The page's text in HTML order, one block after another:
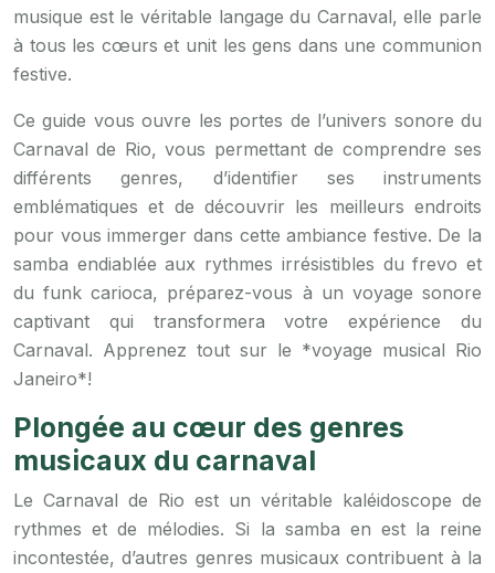
musique est le véritable langage du Carnaval, elle parle
à tous les cœurs et unit les gens dans une communion
festive.
Ce guide vous ouvre les portes de l’univers sonore du
Carnaval de Rio, vous permettant de comprendre ses
différents genres, d’identifier ses instruments
emblématiques et de découvrir les meilleurs endroits
pour vous immerger dans cette ambiance festive. De la
samba endiablée aux rythmes irrésistibles du frevo et
du funk carioca, préparez-vous à un voyage sonore
captivant qui transformera votre expérience du
Carnaval. Apprenez tout sur le *voyage musical Rio
Janeiro*!
Plongée au cœur des genres
musicaux du carnaval
Le Carnaval de Rio est un véritable kaléidoscope de
rythmes et de mélodies. Si la samba en est la reine
incontestée, d’autres genres musicaux contribuent à la